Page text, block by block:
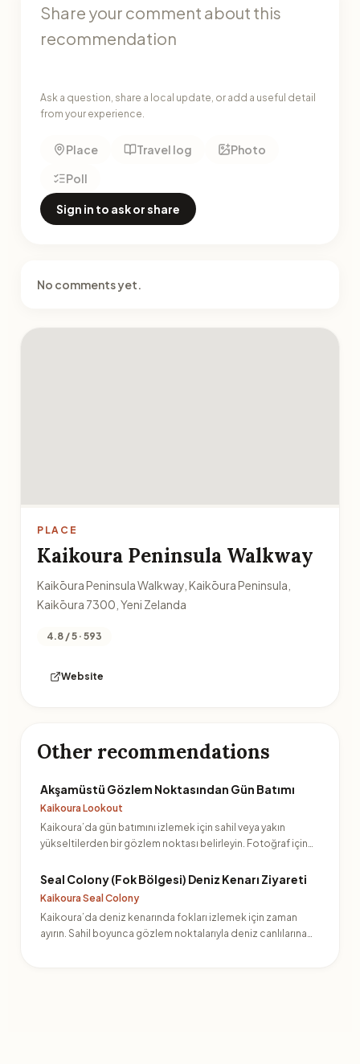
Ask a question, share a local update, or add a useful detail
from your experience.
Place Travel log
Photo
Poll
Sign in to ask or share
No comments yet.
PLACE
Kaikoura Peninsula Walkway
Kaikōura Peninsula Walkway, Kaikōura Peninsula,
Kaikōura 7300, Yeni Zelanda
4.8 / 5 · 593
Website
Other recommendations
Akşamüstü Gözlem Noktasından Gün Batımı
Kaikoura Lookout
Kaikoura’da gün batımını izlemek için sahil veya yakın
yükseltilerden bir gözlem noktası belirleyin. Fotoğraf için…
Seal Colony (Fok Bölgesi) Deniz Kenarı Ziyareti
Kaikoura Seal Colony
Kaikoura’da deniz kenarında fokları izlemek için zaman
ayırın. Sahil boyunca gözlem noktalarıyla deniz canlılarına…